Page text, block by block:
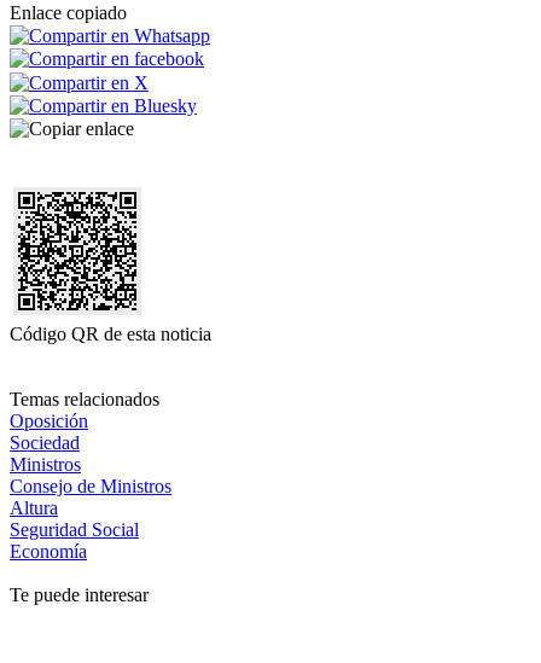
Enlace copiado
Código QR de esta noticia
Temas relacionados
Oposición
Sociedad
Ministros
Consejo de Ministros
Altura
Seguridad Social
Economía
Te puede interesar